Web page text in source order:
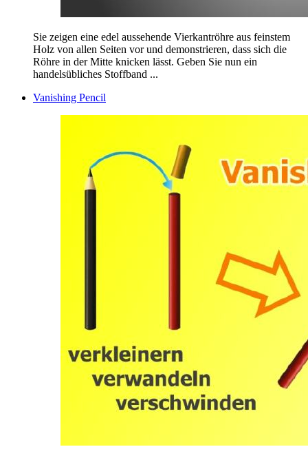
Sie zeigen eine edel aussehende Vierkantröhre aus feinstem
Holz von allen Seiten vor und demonstrieren, dass sich die
Röhre in der Mitte knicken lässt. Geben Sie nun ein
handelsübliches Stoffband ...
Vanishing Pencil